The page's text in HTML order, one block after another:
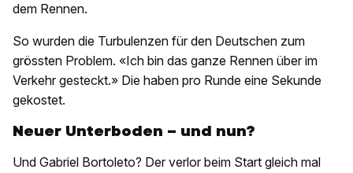
dem Rennen.
So wurden die Turbulenzen für den Deutschen zum
grössten Problem. «Ich bin das ganze Rennen über im
Verkehr gesteckt.» Die haben pro Runde eine Sekunde
gekostet.
Neuer Unterboden – und nun?
Und Gabriel Bortoleto? Der verlor beim Start gleich mal